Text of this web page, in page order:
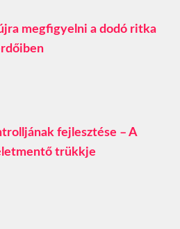
megfigyelni a dodó ritka
fejlesztése – A
trükkje